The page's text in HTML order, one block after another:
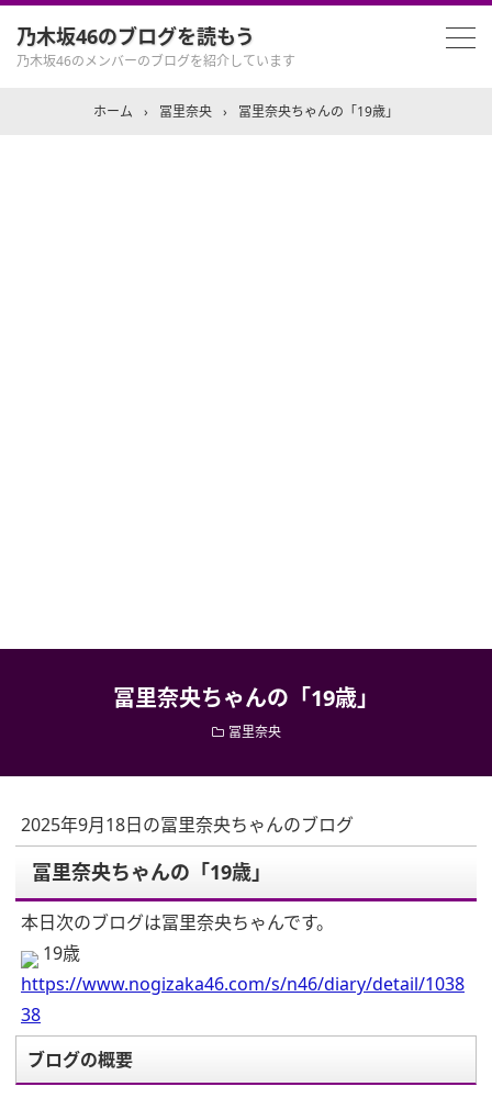
乃木坂46のブログを読もう
乃木坂46のメンバーのブログを紹介しています
ホーム › 冨里奈央 › 冨里奈央ちゃんの「19歳」
冨里奈央ちゃんの「19歳」
冨里奈央
2025年9月18日の冨里奈央ちゃんのブログ
冨里奈央ちゃんの「19歳」
本日次のブログは冨里奈央ちゃんです。
19歳
https://www.nogizaka46.com/s/n46/diary/detail/1038
38
ブログの概要